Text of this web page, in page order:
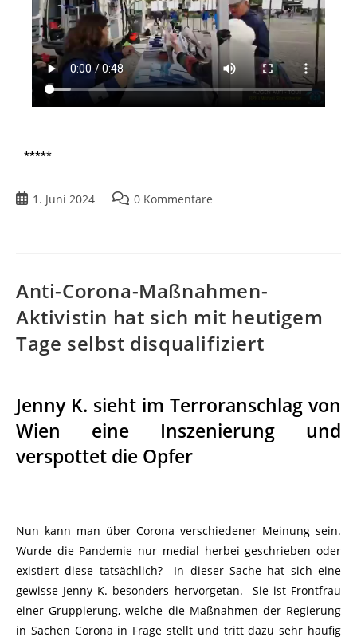
*****
1. Juni 2024 0 Kommentare
Anti-Corona-Maßnahmen-
Aktivistin hat sich mit heutigem
Tage selbst disqualifiziert
Jenny K. sieht im Terroranschlag von
Wien eine Inszenierung und
verspottet die Opfer
Nun kann man über Corona verschiedener Meinung sein.
Wurde die Pandemie nur medial herbei geschrieben oder
existiert diese tatsächlich? In dieser Sache hat sich eine
gewisse Jenny K. besonders hervorgetan. Sie ist Frontfrau
einer Gruppierung, welche die Maßnahmen der Regierung
in Sachen Corona in Frage stellt und tritt dazu sehr häufig